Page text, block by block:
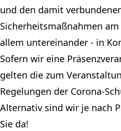
und den damit
Sicherheitsmaßnahmen
allem untereinander - in
Sofern wir eine
gelten die zum
Regelungen der Corona-
Alternativ sind wir je nach
Sie da!